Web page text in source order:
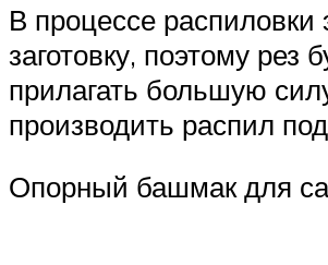
В процессе
заготовку, поэтому
прилагать большую
производить распил
Опорный башмак для